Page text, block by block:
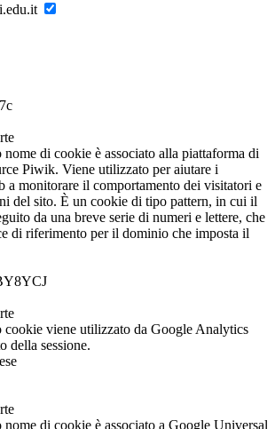
nome di cookie è associato alla piattaforma di
Piwik. Viene utilizzato per aiutare i
a monitorare il comportamento dei visitatori e
del sito. È un cookie di tipo pattern, in cui il
da una breve serie di numeri e lettere, che
di riferimento per il dominio che imposta il
cookie viene utilizzato da Google Analytics
della sessione.
nome di cookie è associato a Google Universal